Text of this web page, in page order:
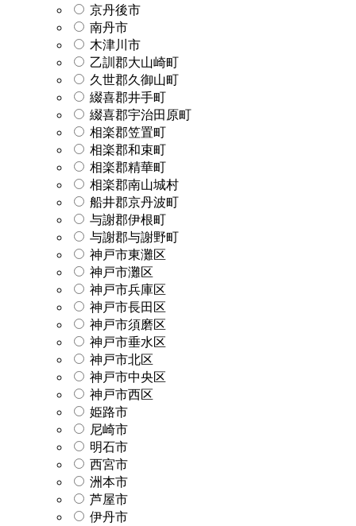
京丹後市
南丹市
木津川市
乙訓郡大山崎町
久世郡久御山町
綴喜郡井手町
綴喜郡宇治田原町
相楽郡笠置町
相楽郡和束町
相楽郡精華町
相楽郡南山城村
船井郡京丹波町
与謝郡伊根町
与謝郡与謝野町
神戸市東灘区
神戸市灘区
神戸市兵庫区
神戸市長田区
神戸市須磨区
神戸市垂水区
神戸市北区
神戸市中央区
神戸市西区
姫路市
尼崎市
明石市
西宮市
洲本市
芦屋市
伊丹市